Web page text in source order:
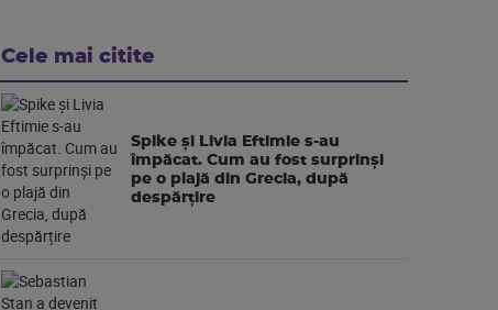
Cele mai citite
Spike și Livia Eftimie s-au
împăcat. Cum au fost surprinși
pe o plajă din Grecia, după
despărțire